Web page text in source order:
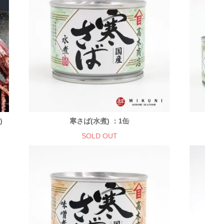
寒さば(水煮) ：1缶
SOLD OUT